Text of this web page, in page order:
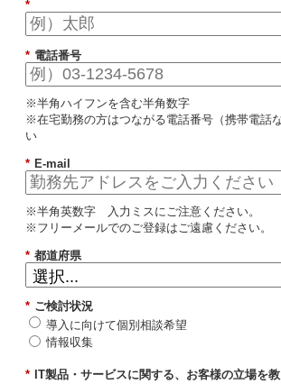
*
* 電話番号
※半角ハイフンを含む半角数字
※在宅勤務の方はつながる電話番号（携帯電話
い
* E-mail
※半角英数字 入力ミスにご注意ください。
※フリーメールでのご登録はご遠慮ください。
* 都道府県
* ご検討状況
導入に向けて個別相談希望
情報収集
* IT製品・サービスに関する、お客様の立場を